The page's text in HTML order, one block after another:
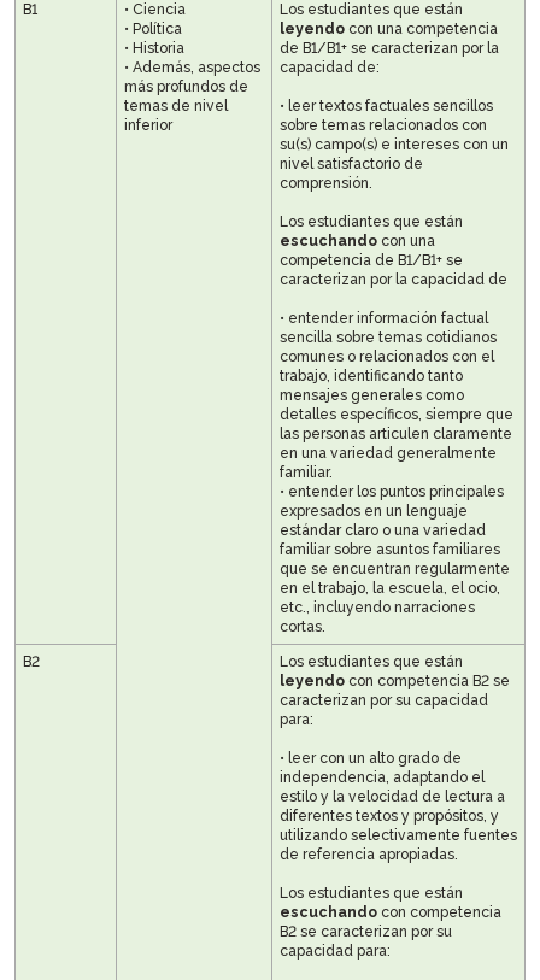
B1
• Ciencia
• Política
• Historia
• Además, aspectos
más profundos de
temas de nivel
inferior
Los estudiantes que están
leyendo con una competencia
de B1/B1+ se caracterizan por la
capacidad de:
• leer textos factuales sencillos
sobre temas relacionados con
su(s) campo(s) e intereses con un
nivel satisfactorio de
comprensión.
Los estudiantes que están
escuchando con una
competencia de B1/B1+ se
caracterizan por la capacidad de
• entender información factual
sencilla sobre temas cotidianos
comunes o relacionados con el
trabajo, identificando tanto
mensajes generales como
detalles específicos, siempre que
las personas articulen claramente
en una variedad generalmente
familiar.
• entender los puntos principales
expresados en un lenguaje
estándar claro o una variedad
familiar sobre asuntos familiares
que se encuentran regularmente
en el trabajo, la escuela, el ocio,
etc., incluyendo narraciones
cortas.
B2
Los estudiantes que están
leyendo con competencia B2 se
caracterizan por su capacidad
para:
• leer con un alto grado de
independencia, adaptando el
estilo y la velocidad de lectura a
diferentes textos y propósitos, y
utilizando selectivamente fuentes
de referencia apropiadas.
Los estudiantes que están
escuchando con competencia
B2 se caracterizan por su
capacidad para: